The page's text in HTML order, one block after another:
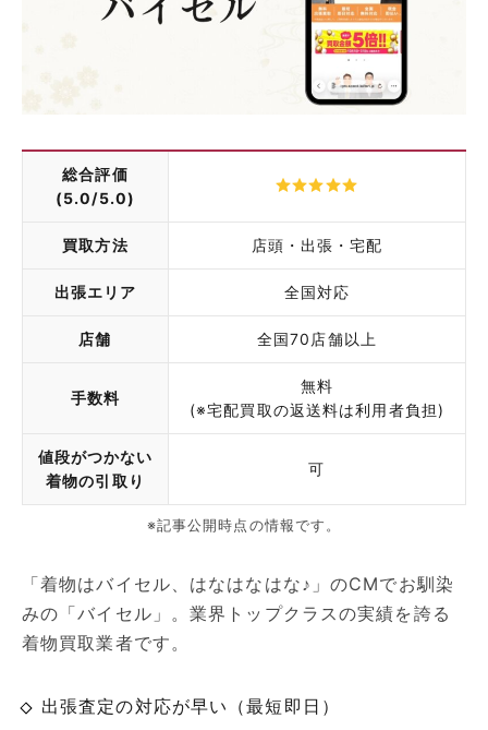
総合評価
(5.0/5.0)
買取方法 店頭・出張・宅配
出張エリア 全国対応
店舗 全国70店舗以上
手数料
無料
(※宅配買取の返送料は利用者負担)
値段がつかない
着物の引取り
可
※記事公開時点の情報です。
「着物はバイセル、はなはなはな♪」のCMでお馴染
みの「バイセル」。業界トップクラスの実績を誇る
着物買取業者です。
出張査定の対応が早い（最短即日）